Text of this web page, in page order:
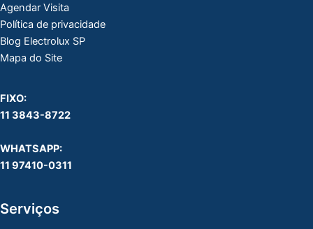
Agendar Visita
Política de privacidade
Blog Electrolux SP
Mapa do Site
FIXO:
11 3843-8722
WHATSAPP:
11 97410-0311
Serviços